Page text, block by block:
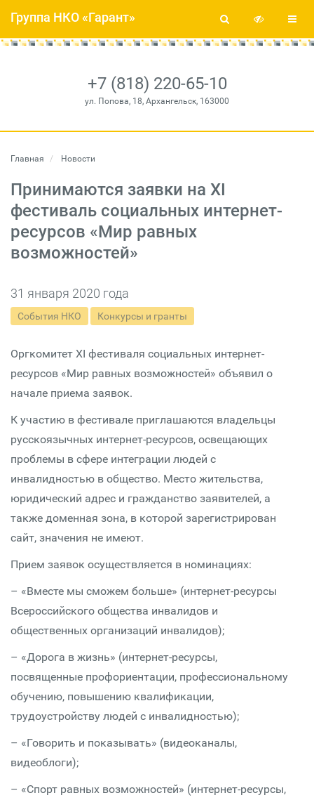
+7 (818) 220-65-10
ул. Попова, 18, Архангельск, 163000
Группа НКО «Гарант»
Главная Новости
Принимаются заявки на XI
фестиваль социальных интернет-
ресурсов «Мир равных
возможностей»
31 января 2020 года
События НКО Конкурсы и гранты
Оргкомитет XI фестиваля социальных интернет-
ресурсов «Мир равных возможностей» объявил о
начале приема заявок.
К участию в фестивале приглашаются владельцы
русскоязычных интернет-ресурсов, освещающих
проблемы в сфере интеграции людей с
инвалидностью в общество. Место жительства,
юридический адрес и гражданство заявителей, а
также доменная зона, в которой зарегистрирован
сайт, значения не имеют.
Прием заявок осуществляется в номинациях:
– «Вместе мы сможем больше» (интернет-ресурсы
Всероссийского общества инвалидов и
общественных организаций инвалидов);
– «Дорога в жизнь» (интернет-ресурсы,
посвященные профориентации, профессиональному
обучению, повышению квалификации,
трудоустройству людей с инвалидностью);
– «Говорить и показывать» (видеоканалы,
видеоблоги);
– «Спорт равных возможностей» (интернет-ресурсы,